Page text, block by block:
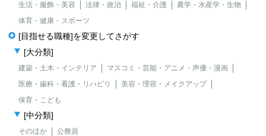
生活・服飾・美容 法律・政治 福祉・介護
農学・水産学・生物
体育・健康・スポーツ
[目指せる職種]を変更してさがす
[大分類]
建築・土木・インテリア
マスコミ・芸能・アニメ・声優・漫画
医療・歯科・看護・リハビリ
美容・理容・メイクアップ
保育・こども
[中分類]
そのほか 公務員